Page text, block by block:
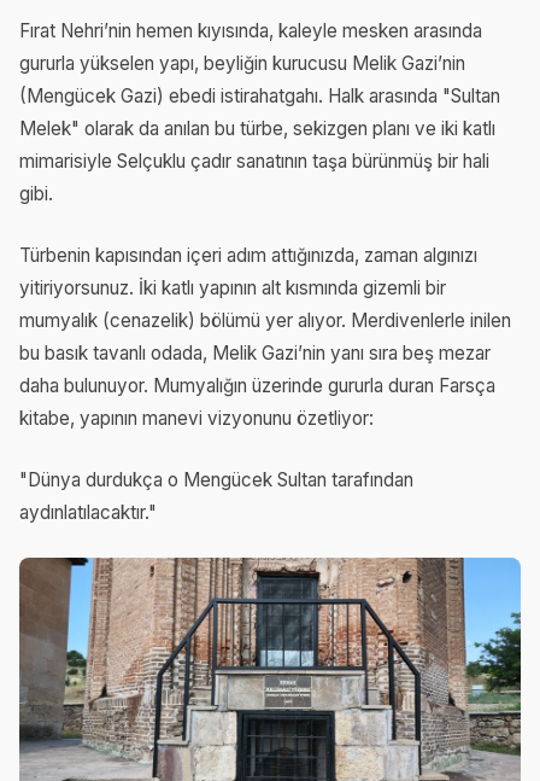
Fırat Nehri’nin hemen kıyısında, kaleyle mesken arasında
gururla yükselen yapı, beyliğin kurucusu Melik Gazi’nin
(Mengücek Gazi) ebedi istirahatgahı. Halk arasında "Sultan
Melek" olarak da anılan bu türbe, sekizgen planı ve iki katlı
mimarisiyle Selçuklu çadır sanatının taşa bürünmüş bir hali
gibi.
Türbenin kapısından içeri adım attığınızda, zaman algınızı
yitiriyorsunuz. İki katlı yapının alt kısmında gizemli bir
mumyalık (cenazelik) bölümü yer alıyor. Merdivenlerle inilen
bu basık tavanlı odada, Melik Gazi’nin yanı sıra beş mezar
daha bulunuyor. Mumyalığın üzerinde gururla duran Farsça
kitabe, yapının manevi vizyonunu özetliyor:
"Dünya durdukça o Mengücek Sultan tarafından
aydınlatılacaktır."